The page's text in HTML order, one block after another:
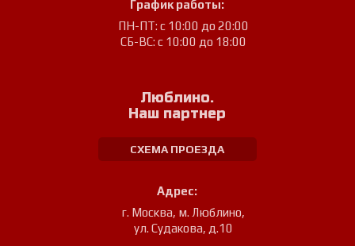
График работы:
ПН-ПТ: с 10:00 до 20:00
СБ-ВС: с 10:00 до 18:00
Люблино.
Наш партнер
СХЕМА ПРОЕЗДА
Адрес:
г. Москва, м. Люблино,
ул. Судакова, д.10